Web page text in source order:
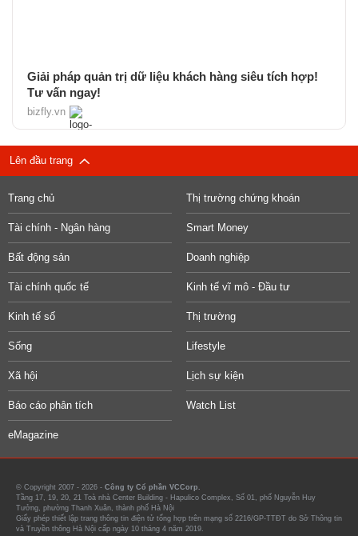
Giải pháp quản trị dữ liệu khách hàng siêu tích hợp!
Tư vấn ngay!
bizfly.vn
Lên đầu trang
Trang chủ Thị trường chứng khoán
Tài chính - Ngân hàng Smart Money
Bất động sản Doanh nghiệp
Tài chính quốc tế Kinh tế vĩ mô - Đầu tư
Kinh tế số Thị trường
Sống Lifestyle
Xã hội Lịch sự kiện
Báo cáo phân tích Watch List
eMagazine
© Copyright 2007 - 2026 - Công ty Cổ phần VCCorp.
Tầng 17, 19, 20, 21 Toà nhà Center Building - Hapulico Complex, Số 01, phố Nguyễn Huy
Tưởng, phường Thanh Xuân, thành phố Hà Nội
Giấy phép thiết lập trang thông tin điện tử tổng hợp trên mạng số 2216/GP-TTĐT do Sở Thông tin
và Truyền thông Hà Nội cấp ngày 10 tháng 4 năm 2019.